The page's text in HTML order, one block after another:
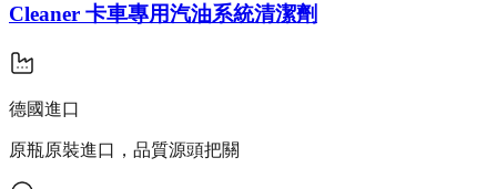
Cleaner 卡車專用汽油系統清潔劑
德國進口
原瓶原裝進口，品質源頭把關